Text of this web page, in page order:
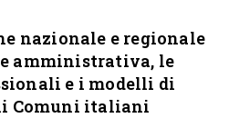
nazionale e regionale
amministrativa, le
e i modelli di
Comuni italiani